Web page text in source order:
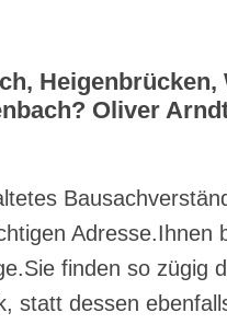
Oliver
Adresse.Ihnen
finden so zügig
statt dessen